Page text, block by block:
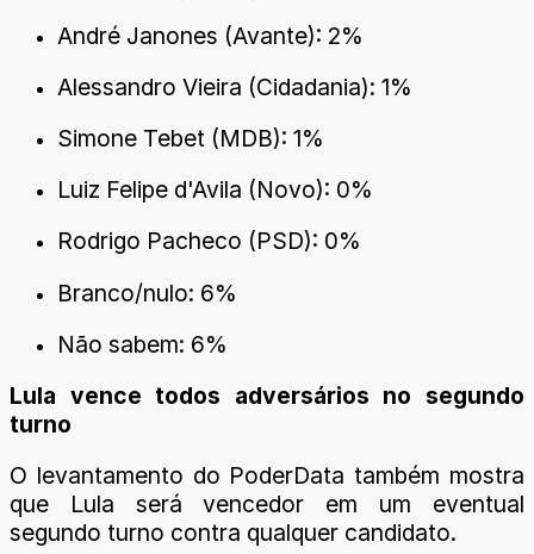
André Janones (Avante): 2%
Alessandro Vieira (Cidadania): 1%
Simone Tebet (MDB): 1%
Luiz Felipe d'Avila (Novo): 0%
Rodrigo Pacheco (PSD): 0%
Branco/nulo: 6%
Não sabem: 6%
Lula vence todos adversários no segundo
turno
O levantamento do PoderData também mostra
que Lula será vencedor em um eventual
segundo turno contra qualquer candidato.